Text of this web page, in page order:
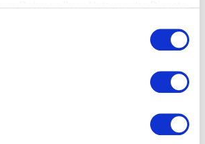
unsere Webseite weiterhin nutzen.